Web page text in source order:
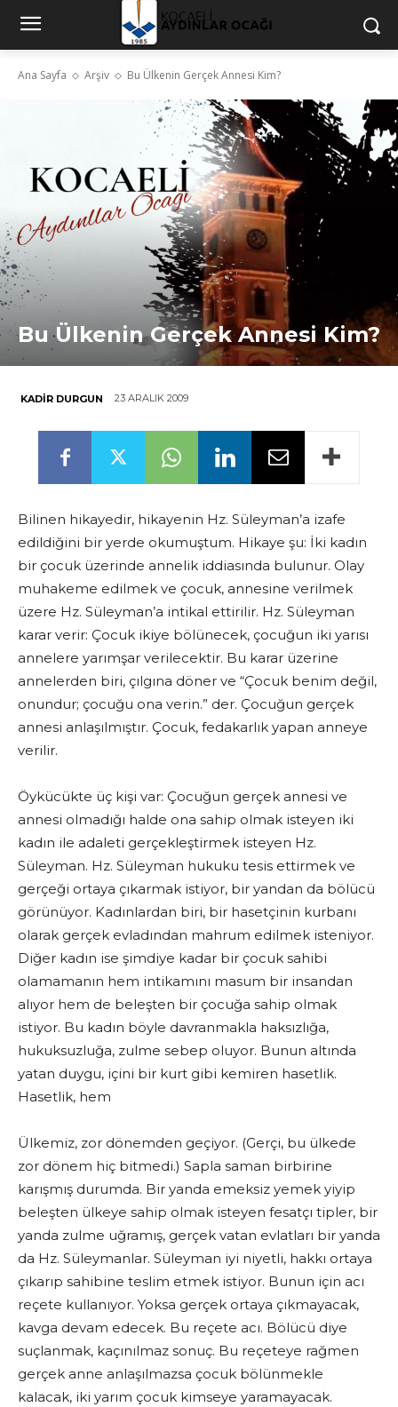
Ana Sayfa Arşiv Bu Ülkenin Gerçek Annesi Kim?
Bu Ülkenin Gerçek Annesi Kim?
KADIR DURGUN 23 ARALIK 2009
Bilinen hikayedir, hikayenin Hz. Süleyman’a izafe
edildiğini bir yerde okumuştum. Hikaye şu: İki kadın
bir çocuk üzerinde annelik iddiasında bulunur. Olay
muhakeme edilmek ve çocuk, annesine verilmek
üzere Hz. Süleyman’a intikal ettirilir. Hz. Süleyman
karar verir: Çocuk ikiye bölünecek, çocuğun iki yarısı
annelere yarımşar verilecektir. Bu karar üzerine
annelerden biri, çılgına döner ve “Çocuk benim değil,
onundur; çocuğu ona verin.” der. Çocuğun gerçek
annesi anlaşılmıştır. Çocuk, fedakarlık yapan anneye
verilir.
Öykücükte üç kişi var: Çocuğun gerçek annesi ve
annesi olmadığı halde ona sahip olmak isteyen iki
kadın ile adaleti gerçekleştirmek isteyen Hz.
Süleyman. Hz. Süleyman hukuku tesis ettirmek ve
gerçeği ortaya çıkarmak istiyor, bir yandan da bölücü
görünüyor. Kadınlardan biri, bir hasetçinin kurbanı
olarak gerçek evladından mahrum edilmek isteniyor.
Diğer kadın ise şimdiye kadar bir çocuk sahibi
olamamanın hem intikamını masum bir insandan
alıyor hem de beleşten bir çocuğa sahip olmak
istiyor. Bu kadın böyle davranmakla haksızlığa,
hukuksuzluğa, zulme sebep oluyor. Bunun altında
yatan duygu, içini bir kurt gibi kemiren hasetlik.
Hasetlik, hem
Ülkemiz, zor dönemden geçiyor. (Gerçi, bu ülkede
zor dönem hiç bitmedi.) Sapla saman birbirine
karışmış durumda. Bir yanda emeksiz yemek yiyip
beleşten ülkeye sahip olmak isteyen fesatçı tipler, bir
yanda zulme uğramış, gerçek vatan evlatları bir yanda
da Hz. Süleymanlar. Süleyman iyi niyetli, hakkı ortaya
çıkarıp sahibine teslim etmek istiyor. Bunun için acı
reçete kullanıyor. Yoksa gerçek ortaya çıkmayacak,
kavga devam edecek. Bu reçete acı. Bölücü diye
suçlanmak, kaçınılmaz sonuç. Bu reçeteye rağmen
gerçek anne anlaşılmazsa çocuk bölünmekle
kalacak, iki yarım çocuk kimseye yaramayacak.